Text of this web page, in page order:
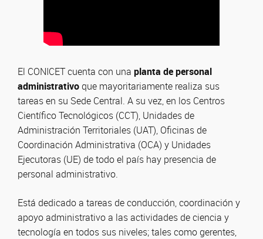
El CONICET cuenta con una planta de personal
administrativoque mayoritariamente realiza sus
tareas en su Sede Central. A su vez, en los Centros
Científico Tecnológicos (CCT), Unidades de
Administración Territoriales (UAT), Oficinas de
Coordinación Administrativa (OCA) y Unidades
Ejecutoras (UE) de todo el país hay presencia de
personal administrativo.
Está dedicado a tareas de conducción, coordinación y
apoyo administrativo a las actividades de ciencia y
tecnología en todos sus niveles; tales como gerentes,